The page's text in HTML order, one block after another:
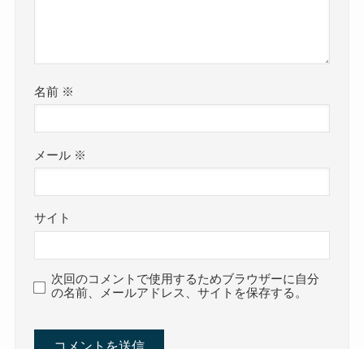
名前 ※
メール ※
サイト
次回のコメントで使用するためブラウザーに自分
の名前、メールアドレス、サイトを保存する。